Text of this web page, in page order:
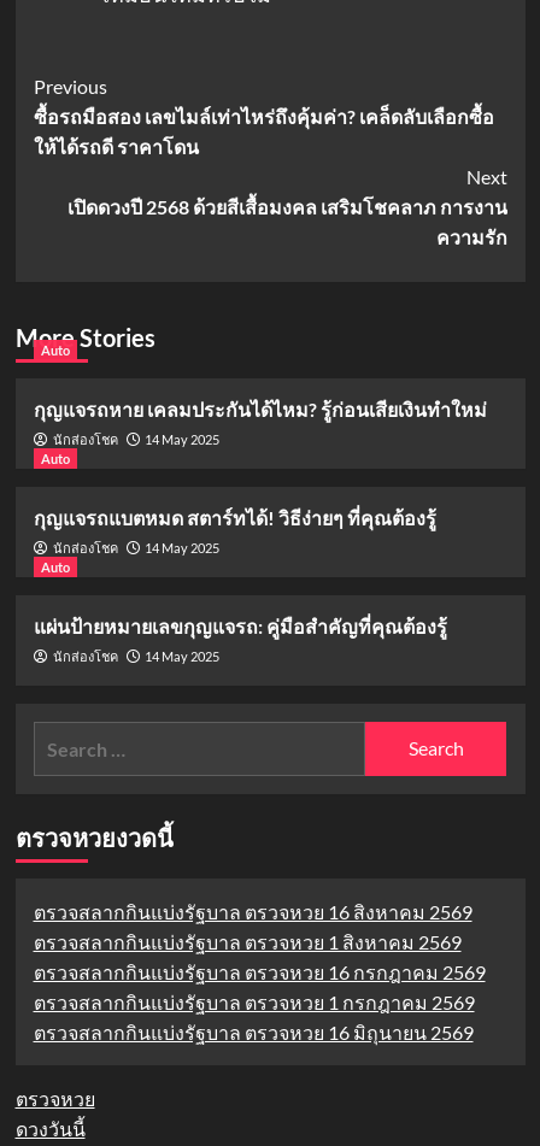
Post
Navigation
Previous
ซื้อรถมือสอง เลขไมล์เท่าไหร่ถึงคุ้มค่า? เคล็ดลับเลือกซื้อ
ให้ได้รถดี ราคาโดน
Next
เปิดดวงปี 2568 ด้วยสีเสื้อมงคล เสริมโชคลาภ การงาน
ความรัก
More Stories
Auto
กุญแจรถหาย เคลมประกันได้ไหม? รู้ก่อนเสียเงินทำใหม่
นักส่องโชค
14 May 2025
Auto
กุญแจรถแบตหมด สตาร์ทได้! วิธีง่ายๆ ที่คุณต้องรู้
นักส่องโชค
14 May 2025
Auto
แผ่นป้ายหมายเลขกุญแจรถ: คู่มือสำคัญที่คุณต้องรู้
นักส่องโชค 14 May 2025
ตรวจหวยงวดนี้
ตรวจสลากกินแบ่งรัฐบาล ตรวจหวย 16 สิงหาคม 2569
ตรวจสลากกินแบ่งรัฐบาล ตรวจหวย 1 สิงหาคม 2569
ตรวจสลากกินแบ่งรัฐบาล ตรวจหวย 16 กรกฎาคม 2569
ตรวจสลากกินแบ่งรัฐบาล ตรวจหวย 1 กรกฎาคม 2569
ตรวจสลากกินแบ่งรัฐบาล ตรวจหวย 16 มิถุนายน 2569
ตรวจหวย
ดวงวันนี้